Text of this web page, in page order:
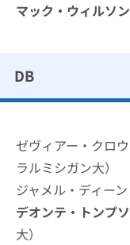
マック・ウィルソン
DB
ゼヴィアー・クロ
ラルミシガン大）
ジャメル・ディー
デオンテ・トンプ
大）